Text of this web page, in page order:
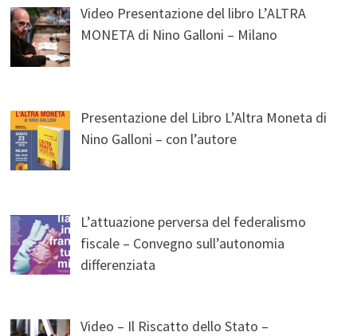
Video Presentazione del libro L’ALTRA
MONETA di Nino Galloni – Milano
Presentazione del Libro L’Altra Moneta di
Nino Galloni – con l’autore
L’attuazione perversa del federalismo
fiscale – Convegno sull’autonomia
differenziata
Video – Il Riscatto dello Stato –